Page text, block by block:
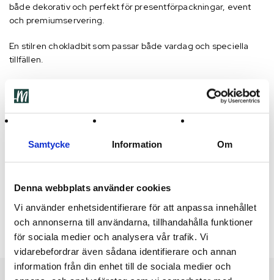
Samtycke Information Om
Denna webbplats använder cookies
Vi använder enhetsidentifierare för att anpassa innehållet
och annonserna till användarna, tillhandahålla funktioner
för sociala medier och analysera vår trafik. Vi
vidarebefordrar även sådana identifierare och annan
information från din enhet till de sociala medier och
både dekorativ och perfekt för presentförpackningar, event
och premiumservering.
En stilren chokladbit som passar både vardag och speciella
tillfällen.
Produktinformation
Storlek: ca 8 × 8 cm
Smak: Mjölkchoklad med hasselnötter
Färger: Silver, Vit, Guld
Antal per kilo: ca 33 st
Show More